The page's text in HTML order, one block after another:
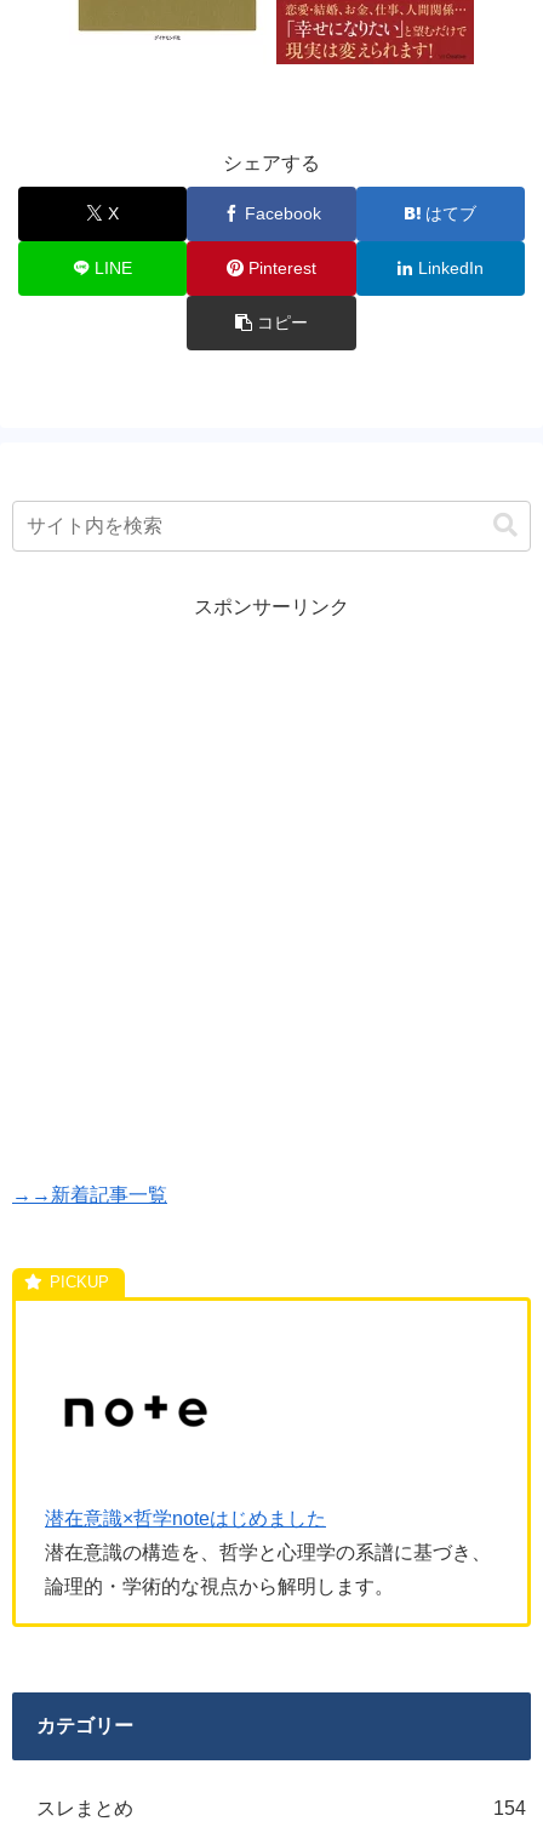
シェアする
X Facebook はてブ
LINE Pinterest LinkedIn
コピー
スポンサーリンク
→→新着記事一覧
潜在意識×哲学noteはじめました
潜在意識の構造を、哲学と心理学の系譜に基づき、
論理的・学術的な視点から解明します。
カテゴリー
スレまとめ 154